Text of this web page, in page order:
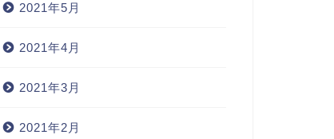
2021年5月
2021年4月
2021年3月
2021年2月